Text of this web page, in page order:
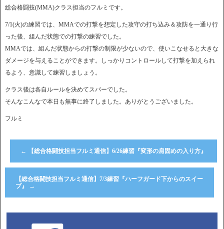
総合格闘技(MMA)クラス担当のフルミです。
7/1(火)の練習では、MMAでの打撃を想定した攻守の打ち込み＆攻防を一通り行
った後、組んだ状態での打撃の練習でした。
MMAでは、組んだ状態からの打撃の制限が少ないので、使いこなせると大きな
ダメージを与えることができます。しっかりコントロールして打撃を加えられ
るよう、意識して練習しましょう。
クラス後は各自ルールを決めてスパーでした。
そんなこんなで本日も無事に終了しました。ありがとうございました。
フルミ
← 【総合格闘技担当フルミ通信】6/26練習『変形の肩固めの入り方』
【総合格闘技担当フルミ通信】7/3練習『ハーフガード下からのスイー
プ』
→